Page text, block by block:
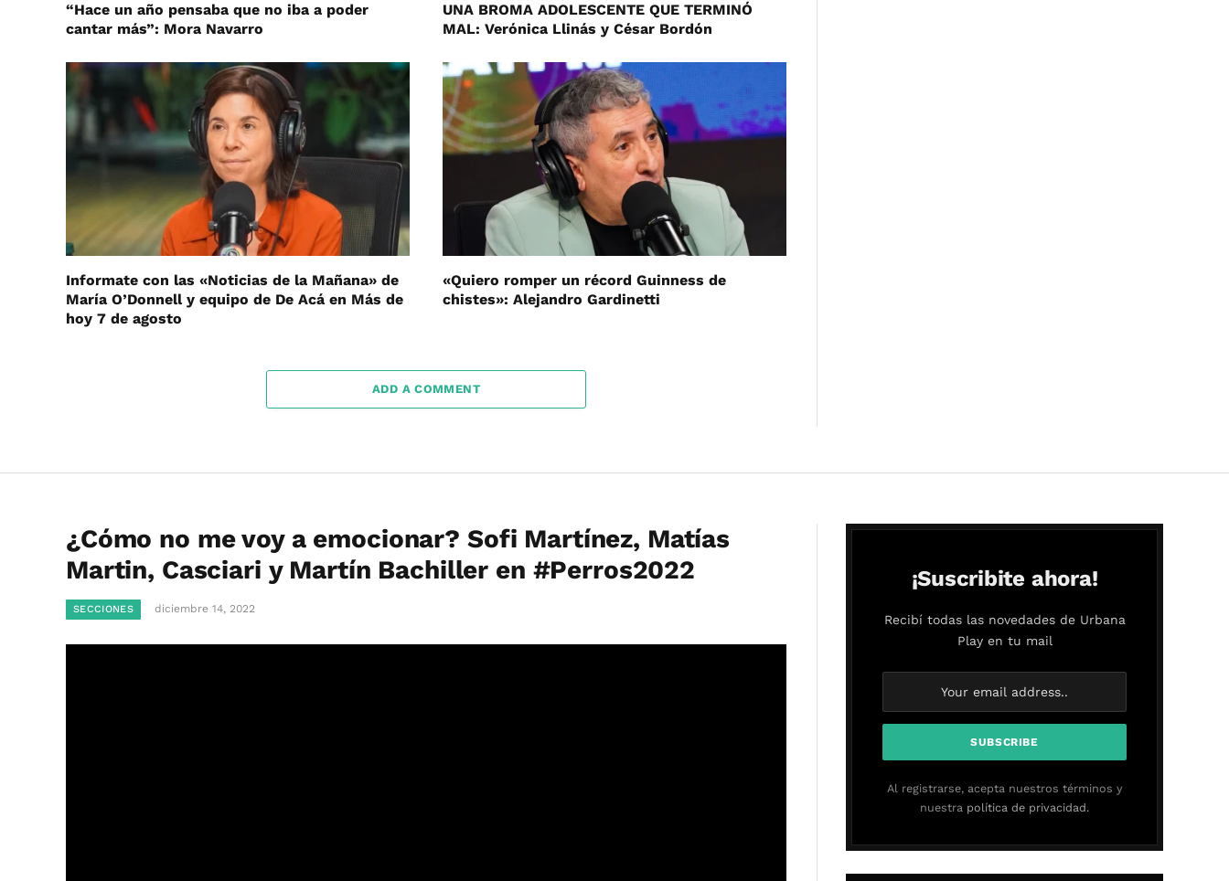
“Hace un año pensaba que no iba a poder
cantar más”: Mora Navarro
UNA BROMA ADOLESCENTE QUE TERMINÓ
MAL: Verónica Llinás y César Bordón
Informate con las «Noticias de la Mañana» de
María O’Donnell y equipo de De Acá en Más de
hoy 7 de agosto
«Quiero romper un récord Guinness de
chistes»: Alejandro Gardinetti
ADD A COMMENT
¿Cómo no me voy a emocionar? Sofi Martínez, Matías
Martin, Casciari y Martín Bachiller en #Perros2022
SECCIONES diciembre 14, 2022
¡Suscribite ahora!
Recibí todas las novedades de Urbana
Play en tu mail
Al registrarse, acepta nuestros términos y
nuestra política de privacidad.